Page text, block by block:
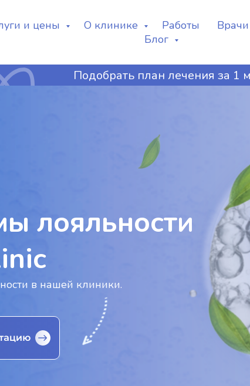
и цены О клинике Работы Врачи
Блог
Подобрать план лечения за 1
лояльности
в нашей клиники.